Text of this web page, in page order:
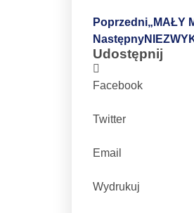
Poprzedni„MAŁY
Następny
Udostępnij
Facebook
Twitter
Email
Wydrukuj